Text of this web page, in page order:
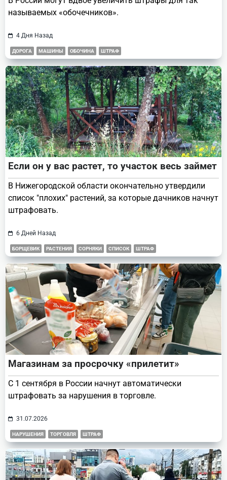
называемых «обочечников».
4 Дня Назад
ДОРОГА МАШИНЫ ОБОЧИНА ШТРАФ
Если он у вас растет, то участок весь займет
В Нижегородской области окончательно утвердили
список "плохих" растений, за которые дачников начнут
штрафовать.
6 Дней Назад
БОРЩЕВИК РАСТЕНИЯ СОРНЯКИ СПИСОК ШТРАФ
Магазинам за просрочку «прилетит»
С 1 сентября в России начнут автоматически
штрафовать за нарушения в торговле.
31.07.2026
НАРУШЕНИЯ ТОРГОВЛЯ ШТРАФ